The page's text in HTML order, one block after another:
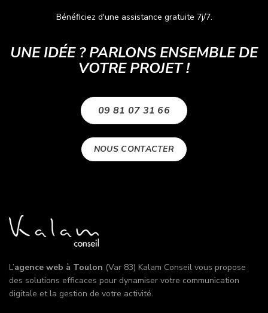
Bénéficiez d'une assistance gratuite 7j/7.
UNE IDÉE ? PARLONS ENSEMBLE DE
VOTRE PROJET !
09 81 07 31 66
NOUS CONTACTER
L’agence web à Toulon (Var 83) Kalam Conseil vous propose
des solutions efficaces pour dynamiser votre communication
digitale et la gestion de votre activité.